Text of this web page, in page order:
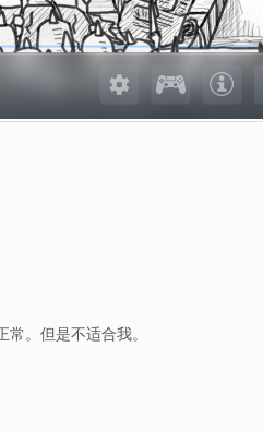
。但是不适合我。